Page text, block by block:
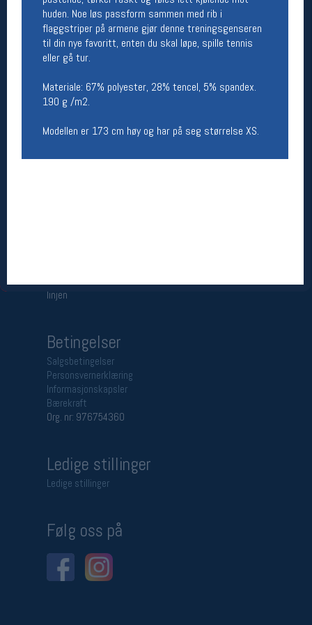
huden. Noe løs passform sammen med rib i
flaggstriper på armene gjør denne treningsgenseren
til din nye favoritt, enten du skal løpe, spille tennis
eller gå tur.
Materiale: 67% polyester, 28% tencel, 5% spandex.
190 g /m2.
Modellen er 173 cm høy og har på seg størrelse XS.
Åpningstider butikk
Man-Fredag:
11-18
Lørdag:
11-16
Team Oslo Sportslager
Magasinet
MELD DEG INN GRATIS
linjen
Betingelser
Salgsbetingelser
Personsvernerklæring
Informasjonskapsler
Bærekraft
Org. nr: 976754360
Ledige stillinger
Ledige stillinger
Følg oss på